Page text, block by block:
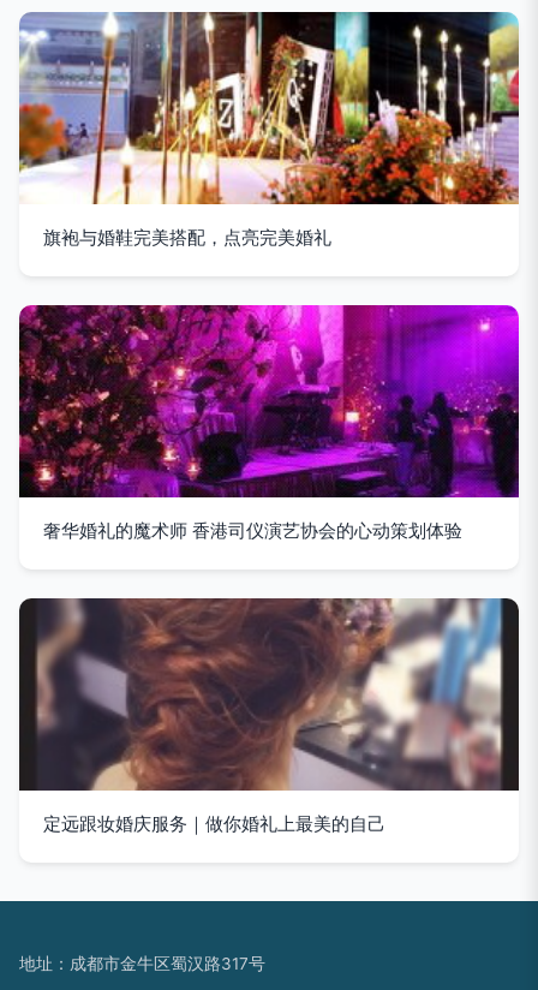
旗袍与婚鞋完美搭配，点亮完美婚礼
奢华婚礼的魔术师 香港司仪演艺协会的心动策划体验
定远跟妆婚庆服务｜做你婚礼上最美的自己
地址：成都市金牛区蜀汉路317号